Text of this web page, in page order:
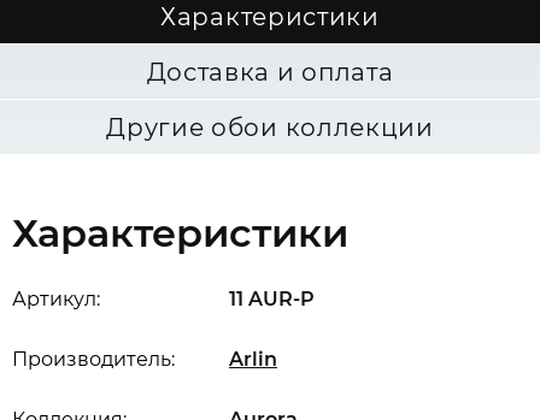
Характеристики
Доставка и оплата
Другие обои коллекции
Характеристики
Артикул: 11 AUR-P
Производитель: Arlin